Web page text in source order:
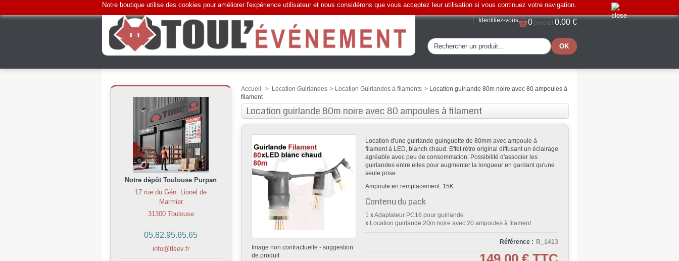
Identifiez-vous 0 produit 0.00 €
Notre boutique utilise des cookies pour améliorer l'expérience utilisateur et nous considérons que vous acceptez leur utilisation si vous continuez votre navigation.
Notre dépôt Toulouse Purpan
17 rue du Gén. Lionel de
Marmier
31300 Toulouse
05.82.95.65.65
info@tlsev.fr
Accueil > Location Guirlandes > Location Guirlandes à filaments > Location guirlande 80m noire avec 80 ampoules à
filament
Location guirlande 80m noire avec 80 ampoules à filament
Image non contractuelle - suggestion
de produit
Location d'une guirlande guinguette de 80mm avec ampoule à
filament à LED, blanch chaud. Effet rétro original diffusant un éclairage
agréable avec peu de consommation. Possibilité d'associer les
guirlandes entre elles pour augmenter la longueur en gardant qu'une
seule prise.
Ampoule en remplacement: 15€.
Contenu du pack
1 xAdaptateur PC16 pour guirlande
x Location guirlande 20m noire avec 20 ampoules à filament
Référence : R_1413